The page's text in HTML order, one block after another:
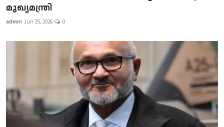
മുഖ്യമന്ത്രി
admin Jun 25, 2026 0